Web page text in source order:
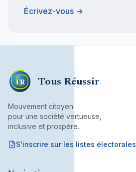
Écrivez-vous →
TR Tous Réussir
Mouvement citoyen
pour une société vertueuse,
inclusive et prospère.
S'inscrire sur les listes électorales